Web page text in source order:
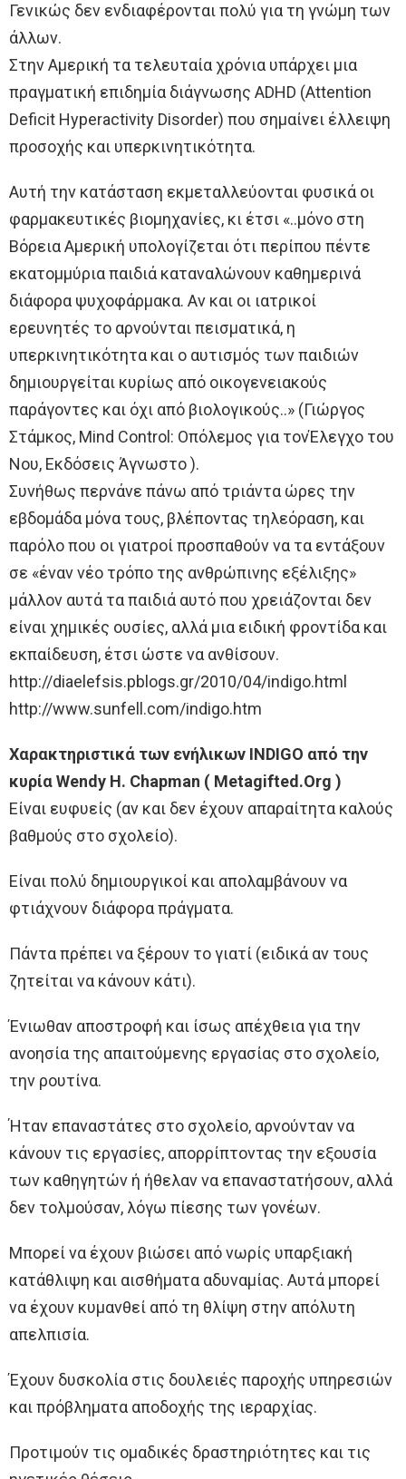
Γενικώς δεν ενδιαφέρονται πολύ για τη γνώμη των
άλλων.
Στην Αμερική τα τελευταία χρόνια υπάρχει μια
πραγματική επιδημία διάγνωσης ADHD (Attention
Deficit Hyperactivity Disorder) που σημαίνει έλλειψη
προσοχής και υπερκινητικότητα.
Αυτή την κατάσταση εκμεταλλεύονται φυσικά οι
φαρμακευτικές βιομηχανίες, κι έτσι «..μόνο στη
Βόρεια Αμερική υπολογίζεται ότι περίπου πέντε
εκατομμύρια παιδιά καταναλώνουν καθημερινά
διάφορα ψυχοφάρμακα. Αν και οι ιατρικοί
ερευνητές το αρνούνται πεισματικά, η
υπερκινητικότητα και ο αυτισμός των παιδιών
δημιουργείται κυρίως από οικογενειακούς
παράγοντες και όχι από βιολογικούς..» (Γιώργος
Στάμκος, Mind Control: Oπόλεμος για τονΈλεγχο του
Νου, Εκδόσεις Άγνωστο ).
Συνήθως περνάνε πάνω από τριάντα ώρες την
εβδομάδα μόνα τους, βλέποντας τηλεόραση, και
παρόλο που οι γιατροί προσπαθούν να τα εντάξουν
σε «έναν νέο τρόπο της ανθρώπινης εξέλιξης»
μάλλον αυτά τα παιδιά αυτό που χρειάζονται δεν
είναι χημικές ουσίες, αλλά μια ειδική φροντίδα και
εκπαίδευση, έτσι ώστε να ανθίσουν.
http://diaelefsis.pblogs.gr/2010/04/indigo.html
http://www.sunfell.com/indigo.htm
Χαρακτηριστικά των ενήλικων INDIGO από την
κυρία Wendy Η. Chapman ( Metagifted.Org )
Είναι ευφυείς (αν και δεν έχουν απαραίτητα καλούς
βαθμούς στο σχολείο).
Είναι πολύ δημιουργικοί και απολαμβάνουν να
φτιάχνουν διάφορα πράγματα.
Πάντα πρέπει να ξέρουν το γιατί (ειδικά αν τους
ζητείται να κάνουν κάτι).
Ένιωθαν αποστροφή και ίσως απέχθεια για την
ανοησία της απαιτούμενης εργασίας στο σχολείο,
την ρουτίνα.
Ήταν επαναστάτες στο σχολείο, αρνούνταν να
κάνουν τις εργασίες, απορρίπτοντας την εξουσία
των καθηγητών ή ήθελαν να επαναστατήσουν, αλλά
δεν τολμούσαν, λόγω πίεσης των γονέων.
Μπορεί να έχουν βιώσει από νωρίς υπαρξιακή
κατάθλιψη και αισθήματα αδυναμίας. Αυτά μπορεί
να έχουν κυμανθεί από τη θλίψη στην απόλυτη
απελπισία.
Έχουν δυσκολία στις δουλειές παροχής υπηρεσιών
και πρόβληματα αποδοχής της ιεραρχίας.
Προτιμούν τις ομαδικές δραστηριότητες και τις